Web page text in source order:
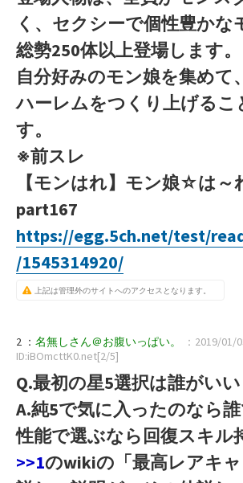
く、セクシーで個性豊かな
総勢250体以上登場します。
自分好みのモン娘を集めて
ハーレムをつくり上げるこ
す。
※前スレ
【モンはれ】モン娘☆は
part167
https://egg.5ch.net/test/
/1545314920/
上記は管理外のサイトへのアクセスとなります。
2 ： 名無しさん＠お腹いっぱい。
：2019/01/
ID:iBOmcttK0.net[2/5]
Q.最初の星5選択は誰がいい
A.純5で気に入ったのなら
性能で選ぶなら回復スキ
>>1のwikiの「最高レアキ